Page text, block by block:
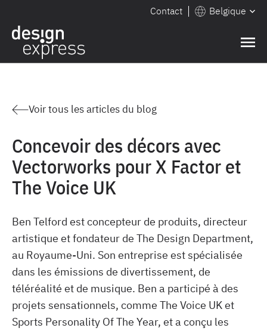
Contact Belgique
Voir tous les articles du blog
Concevoir des décors avec
Vectorworks pour X Factor et
The Voice UK
Ben Telford est concepteur de produits, directeur
artistique et fondateur de The Design Department,
au Royaume-Uni. Son entreprise est spécialisée
dans les émissions de divertissement, de
téléréalité et de musique. Ben a participé à des
projets sensationnels, comme The Voice UK et
Sports Personality Of The Year, et a conçu les